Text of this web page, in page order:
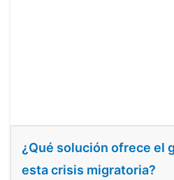
¿Qué solución ofrece el
esta crisis migratoria?